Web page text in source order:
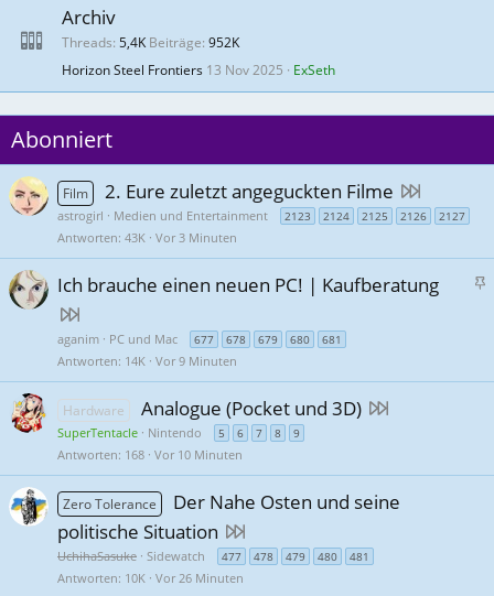
Archiv
Threads 5,4K Beiträge 952K
Horizon Steel Frontiers 13 Nov 2025 ExSeth
Abonniert
Film 2. Eure zuletzt angeguckten Filme
astrogirl Medien und Entertainment 2123 2124 2125 2126 2127
Antworten 43K Vor 3 Minuten
S
k
Ich brauche einen neuen PC! | Kaufberatung
aganim PC und Mac 677 678 679 680 681
Antworten 14K Vor 9 Minuten
Hardware Analogue (Pocket und 3D)
SuperTentacle Nintendo 5 6 7 8 9
Antworten 168 Vor 10 Minuten
Zero Tolerance
Der Nahe Osten und seine
politische Situation
UchihaSasuke Sidewatch 477 478 479 480 481
Antworten 10K Vor 26 Minuten